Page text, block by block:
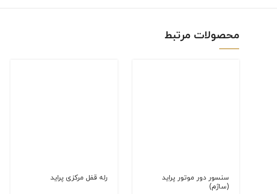
محصولات مرتبط
سنسور دور موتور پراید
(ساژم)
رله قفل مركزی پراید